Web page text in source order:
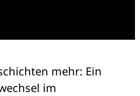
mehr: Ein
im